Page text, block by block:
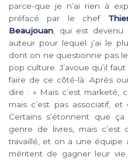
parce-que je n’ai rien à
préfacé par le chef
Beaujouan , qui est
auteur pour lequel j’ai le
dont on ne questionne pas
pop culture. J’avoue qu’il
faire de ce côté-là. Après
dire : « Mais c’est marketé,
mais c’est pas associatif,
Certains s’étonnent que
genre de livres, mais c’est
travaillé, et on a une équipe
méritent de gagner leur